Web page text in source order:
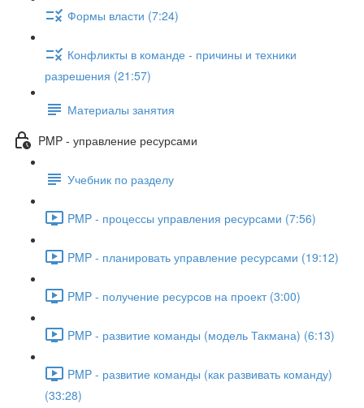
Формы власти (7:24)
Конфликты в команде - причины и техники
разрешения (21:57)
Материалы занятия
PMP - управление ресурсами
Учебник по разделу
PMP - процессы управления ресурсами (7:56)
PMP - планировать управление ресурсами (19:12)
PMP - получение ресурсов на проект (3:00)
PMP - развитие команды (модель Такмана) (6:13)
PMP - развитие команды (как развивать команду)
(33:28)